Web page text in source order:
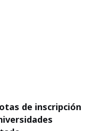
de inscripción